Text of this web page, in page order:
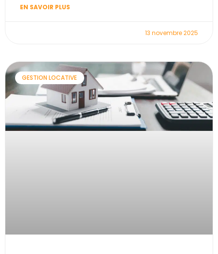
EN SAVOIR PLUS
13 novembre 2025
GESTION LOCATIVE